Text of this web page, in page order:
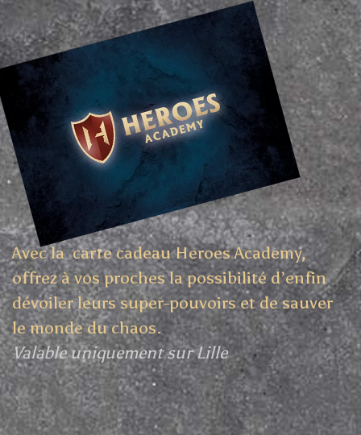
Avec la carte cadeau Heroes Academy,
offrez à vos proches la possibilité d’enfin
dévoiler leurs super-pouvoirs et de sauver
le monde du chaos.
Valable uniquement sur Lille